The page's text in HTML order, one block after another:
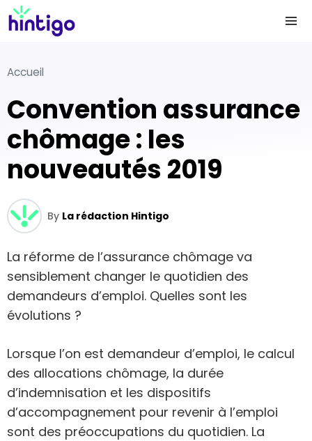
Accueil
Convention assurance
chômage : les
nouveautés 2019
By La rédaction Hintigo
La réforme de l’assurance chômage va
sensiblement changer le quotidien des
demandeurs d’emploi. Quelles sont les
évolutions ?
Lorsque l’on est demandeur d’emploi, le calcul
des allocations chômage, la durée
d’indemnisation et les dispositifs
d’accompagnement pour revenir à l’emploi
sont des préoccupations du quotidien. La